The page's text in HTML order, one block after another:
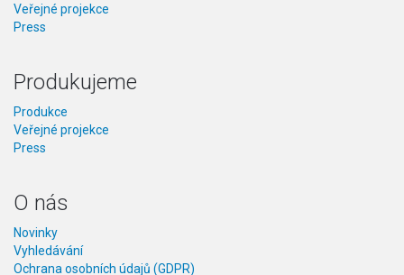
Veřejné projekce
Press
Produkujeme
Produkce
Veřejné projekce
Press
O nás
Novinky
Vyhledávání
Ochrana osobních údajů (GDPR)